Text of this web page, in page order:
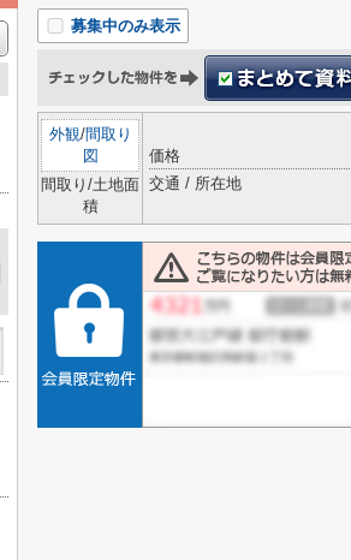
募集中のみ表示
外観/間取り
図
間取り/土地面
積
価格
交通 / 所在地